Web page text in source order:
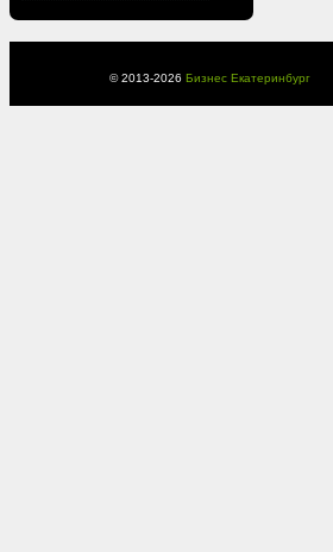
© 2013-2026 Бизнес Екатеринбург